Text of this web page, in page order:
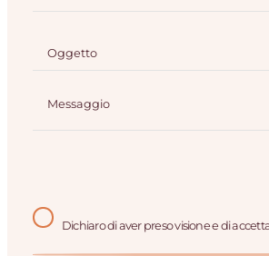
Dichiaro di aver preso visione e di